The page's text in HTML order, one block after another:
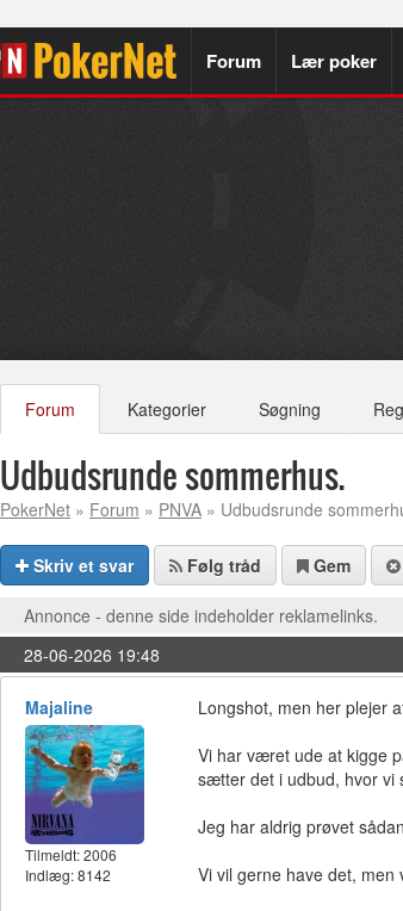
Forum Lær poker
Forum Kategorier Søgning
Udbudsrunde sommerhus.
PokerNet » Forum » PNVA » Udbudsrunde
Skriv et svar Følg tråd Gem
Annonce - denne side indeholder reklamelinks.
28-06-2026 19:48
Majaline
Tilmeldt:2006
Indlæg: 8142
Longshot, men her plejer
Vi har været ude at kigge
sætter det i udbud, hvor vi
Jeg har aldrig prøvet
Vi vil gerne have det, men